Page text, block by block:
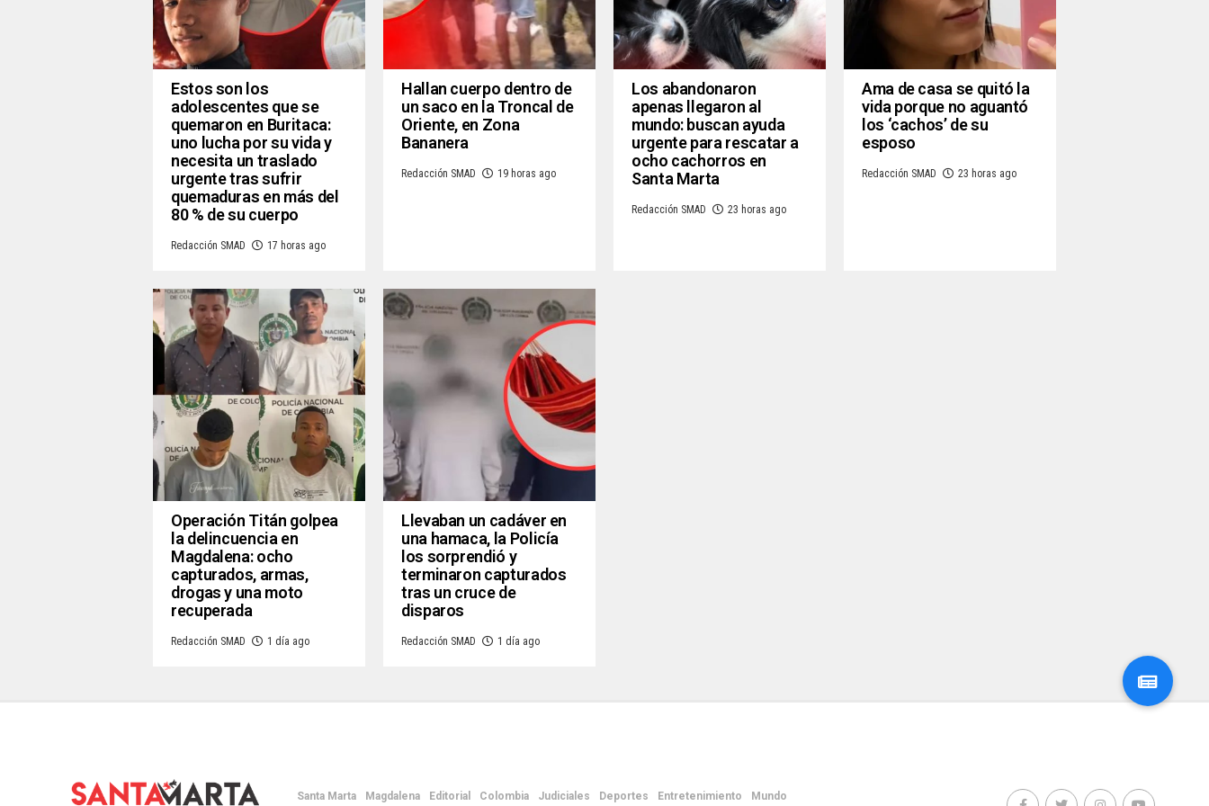
Estos son los
adolescentes que se
quemaron en Buritaca:
uno lucha por su vida y
necesita un traslado
urgente tras sufrir
quemaduras en más del
80 % de su cuerpo
Redacción SMAD 17 horas ago
Hallan cuerpo dentro de
un saco en la Troncal de
Oriente, en Zona
Bananera
Redacción SMAD 19 horas ago
Los abandonaron
apenas llegaron al
mundo: buscan ayuda
urgente para rescatar a
ocho cachorros en
Santa Marta
Redacción SMAD 23 horas ago
Ama de casa se quitó la
vida porque no aguantó
los ‘cachos’ de su
esposo
Redacción SMAD 23 horas ago
Operación Titán golpea
la delincuencia en
Magdalena: ocho
capturados, armas,
drogas y una moto
recuperada
Redacción SMAD 1 día ago
Llevaban un cadáver en
una hamaca, la Policía
los sorprendió y
terminaron capturados
tras un cruce de
disparos
Redacción SMAD 1 día ago
Santa Marta Magdalena Editorial Colombia Judiciales Deportes Entretenimiento Mundo